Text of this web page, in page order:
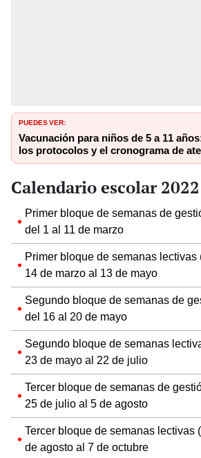
PUEDES VER:
Vacunación para niños de 5 a 11
los protocolos y el cronograma de
Calendario escolar
Primer bloque de semanas de
del 1 al 11 de marzo
Primer bloque de semanas lectivas
14 de marzo al 13 de mayo
Segundo bloque de semanas de
del 16 al 20 de mayo
Segundo bloque de semanas
23 de mayo al 22 de julio
Tercer bloque de semanas de
25 de julio al 5 de agosto
Tercer bloque de semanas lectivas
de agosto al 7 de octubre